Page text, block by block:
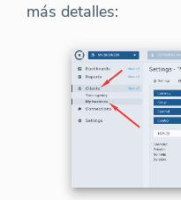
más detalles: